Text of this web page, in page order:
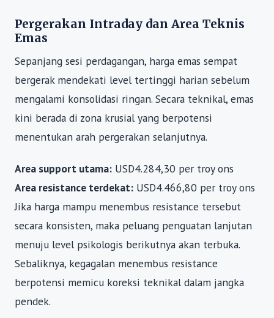
Pergerakan Intraday dan Area Teknis
Emas
Sepanjang sesi perdagangan, harga emas sempat
bergerak mendekati level tertinggi harian sebelum
mengalami konsolidasi ringan. Secara teknikal, emas
kini berada di zona krusial yang berpotensi
menentukan arah pergerakan selanjutnya.
Area support utama: USD4.284,30 per troy ons
Area resistance terdekat: USD4.466,80 per troy ons
Jika harga mampu menembus resistance tersebut
secara konsisten, maka peluang penguatan lanjutan
menuju level psikologis berikutnya akan terbuka.
Sebaliknya, kegagalan menembus resistance
berpotensi memicu koreksi teknikal dalam jangka
pendek.